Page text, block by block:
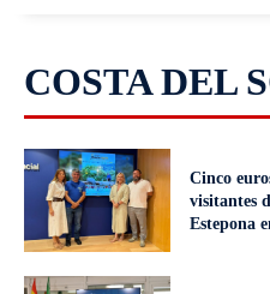
COSTA DEL
Cinco
visitantes
Estepona